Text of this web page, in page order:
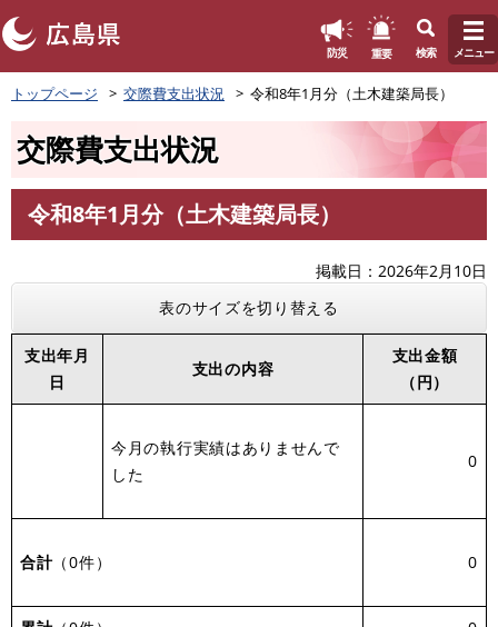
ペ
ー
頭
す
防災 重要 検索 メニュー
トップページ 交際費支出状況 令和8年1月分（土木建築局長）
交際費支出状況
文
令和8年1月分（土木建築局長）
掲載日
2026年2月10日
表のサイズを切り替える
支出年月
日
支出の内容
支出金額
（円）
今月の執行実績はありませんで
した
0
合計（0件） 0